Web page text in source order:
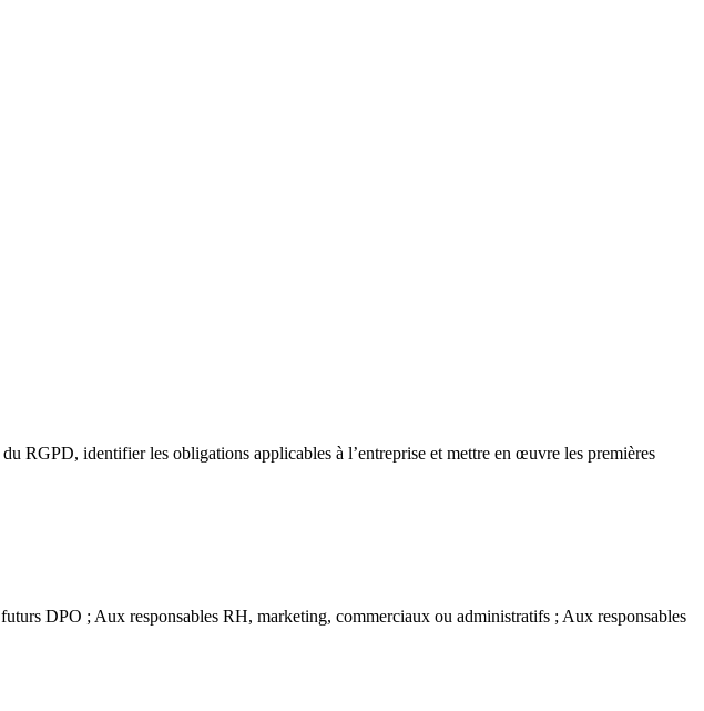
RGPD, identifier les obligations applicables à l’entreprise et mettre en œuvre les premières
DPO ; Aux responsables RH, marketing, commerciaux ou administratifs ; Aux responsables